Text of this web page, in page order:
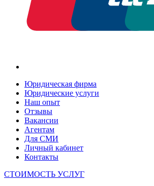
Юридическая фирма
Юридические услуги
Наш опыт
Отзывы
Вакансии
Агентам
Для СМИ
Личный кабинет
Контакты
СТОИМОСТЬ УСЛУГ